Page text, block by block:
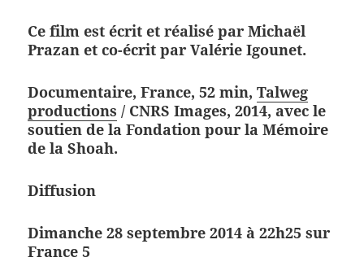
Ce film est écrit et réalisé par Michaël
Prazan et co-écrit par Valérie Igounet.
Documentaire, France, 52 min,Talweg
productions / CNRS Images, 2014, avec le
soutien de la Fondation pour la Mémoire
de la Shoah.
Diffusion
Dimanche 28 septembre 2014 à 22h25 sur
France 5